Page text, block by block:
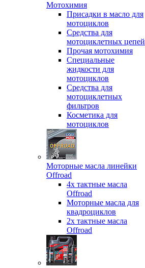
Мотохимия
Присадки в масло для
мотоциклов
Средства для
мотоциклетных цепей
Прочая мотохимия
Специальные
жидкости для
мотоциклов
Средства для
мотоциклетных
фильтров
Косметика для
мотоциклов
Моторные масла линейки
Offroad
4х тактные масла
Offroad
Моторные масла для
квадроциклов
2х тактные масла
Offroad